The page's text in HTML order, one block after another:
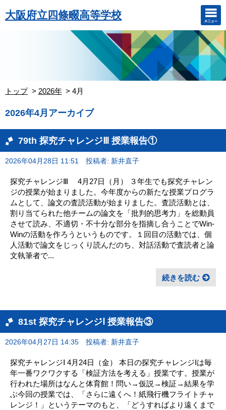
大阪府立四條畷高等学校
トップ 2026年 4月
2026年4月アーカイブ
79th 探究チャレンジⅢ 授業報告①
2026年04月28日 11:51 投稿者: 新井直子
探究チャレンジⅢ 4月27日（月） ３年生でも探究チャレン
ジの授業が始まりました。今年度からの新たな授業プログラ
ムとして、論文の査読活動が始まりました。査読活動とは、
割り当てられた他チームの論文を「批判的思考力」を総動員
させて読み、不適切・不十分な部分を指摘し合うことでWin-
Winの活動を作ろうというものです。１回目の活動では、個
人活動で論文をじっくり読んだのち、対話活動で査読者と論
文執筆者で...
続きを読む
81st 探究チャレンジⅠ 授業報告③
2026年04月27日 14:35 投稿者: 新井直子
探究チャレンジⅠ 4月24日（金） 本日の探究チャレンジⅠは毎
年一番ワクワクする「検証方法を考える」授業です。授業が
行われた場所はなんと体育館！問い→仮説→検証→結果を学
ぶ今回の授業では、「さらに遠くへ！紙飛行機フライトチャ
レンジ！」というテーマのもと、「どうすればより遠くまで